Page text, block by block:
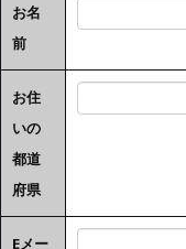
お名
前
お住
いの
都道
府県
Eメー